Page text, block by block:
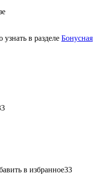
в разделе Бонусная
в избранное33